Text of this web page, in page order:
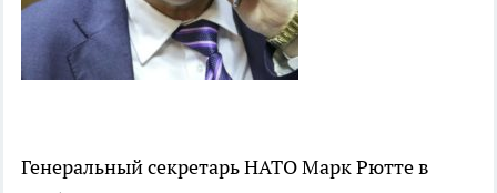
Генеральный секретарь НАТО Марк Рютте в